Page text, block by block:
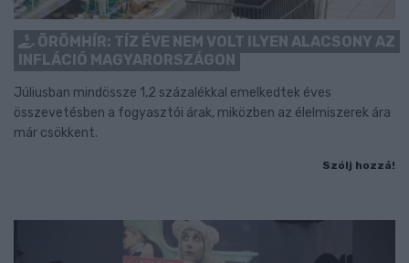
ÖRÖMHÍR: TÍZ ÉVE NEM VOLT ILYEN ALACSONY AZ
INFLÁCIÓ MAGYARORSZÁGON
Júliusban mindössze 1,2 százalékkal emelkedtek éves
összevetésben a fogyasztói árak, miközben az élelmiszerek ára
már csökkent.
Szólj hozzá!